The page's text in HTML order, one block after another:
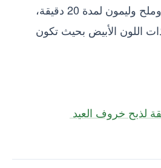
محلول مكون من خل وملح وليمون لمدة 20 دقيقة،
اللون الأبيض بحيث تكون
لذبح خروف العيد